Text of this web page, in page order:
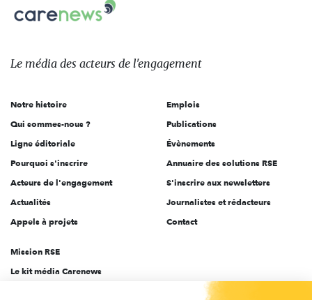
sur:
Carenews,
Le
des
l'engagement
Le média des acteurs de l'engagement
Notre histoire
Qui sommes-nous ?
Ligne éditoriale
Pourquoi s'inscrire
Acteurs de l'engagement
Actualités
Appels à projets
Emplois
Publications
Évènements
Annuaire des solutions RSE
S'inscrire aux newsletters
Journalistes et rédacteurs
Contact
Mission RSE
Le kit média Carenews